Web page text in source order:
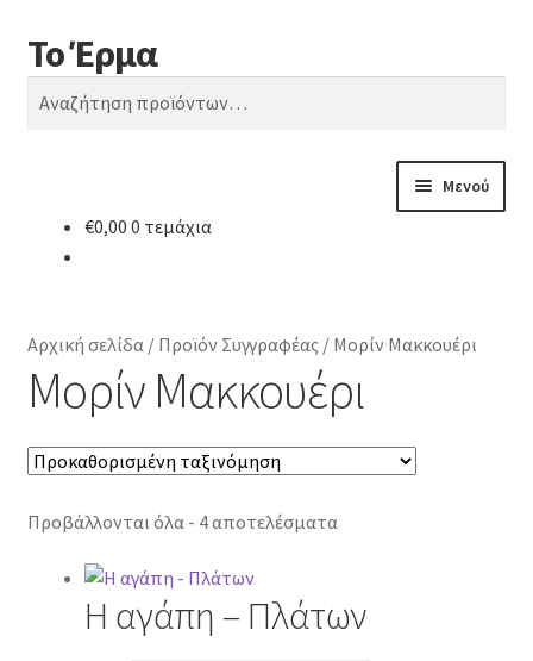
Απευθείας
μετάβαση
στην
Μετάβαση
σε
περιεχόμενο
Το Έρμα
Αναζήτηση
Αναζήτηση
Μενού
Κατηγορίες Βιβλίων
€0,00 0 τεμάχια
Αρχική σελίδα/ Προϊόν Συγγραφέας / Μορίν Μακκουέρι
Μορίν Μακκουέρι
Προβάλλονται όλα - 4 αποτελέσματα
Η αγάπη – Πλάτων